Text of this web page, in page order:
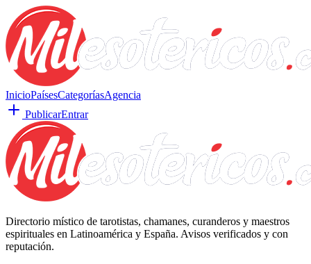
InicioPaísesCategoríasAgencia
PublicarEntrar
Directorio místico de tarotistas, chamanes, curanderos y maestros
espirituales en Latinoamérica y España. Avisos verificados y con
reputación.